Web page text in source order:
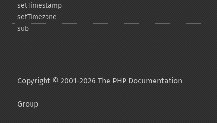
setTimestamp
setTimezone
sub
Copyright © 2001-2026 The PHP Documentation
Group